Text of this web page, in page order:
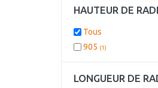
HAUTEUR DE
Tous
905 (1)
LONGUEUR DE